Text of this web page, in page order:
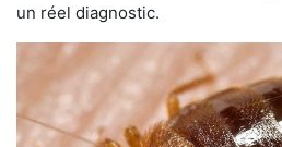
un réel diagnostic.